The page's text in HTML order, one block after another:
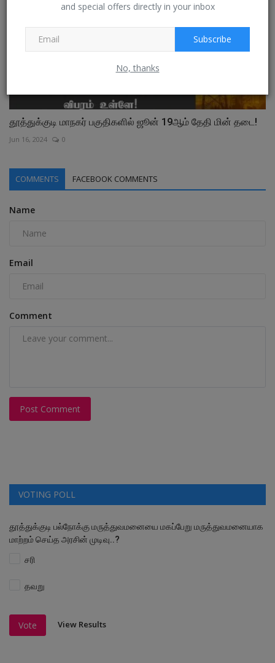
and special offers directly in your inbox
Subscribe
No, thanks
தூத்துக்குடி மாநகர் பகுதிகளில் ஜூன் 19ஆம் தேதி மின் தடை!
Jun 16, 2024 0
COMMENTS FACEBOOK COMMENTS
Name
Email
Comment
Post Comment
VOTING POLL
தூத்துக்குடி பல்நோக்கு மருத்துவமனையை மகப்பேறு மருத்துவமனையாக
மாற்றம் செய்த அரசின் முடிவு..?
சரி
தவறு
Vote View Results